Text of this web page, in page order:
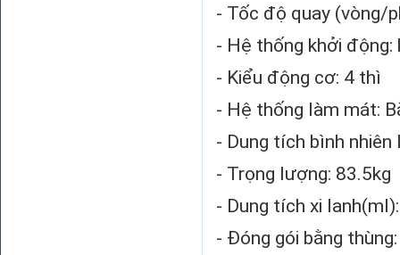
- Tốc độ quay (vòng/
- Hệ thống khởi
- Kiểu động cơ: 4 thì
- Hệ thống làm mát:
- Dung tích bình
- Trọng lượng: 83.5kg
- Dung tích xi
- Đóng gói bằng